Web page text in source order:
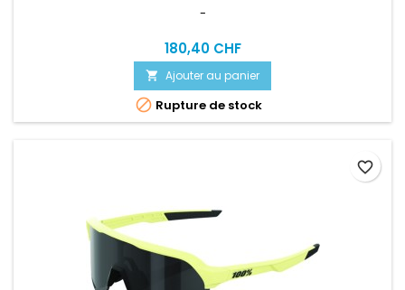
-
180,40 CHF
 Ajouter au panier
 Rupture de stock
favorite_border